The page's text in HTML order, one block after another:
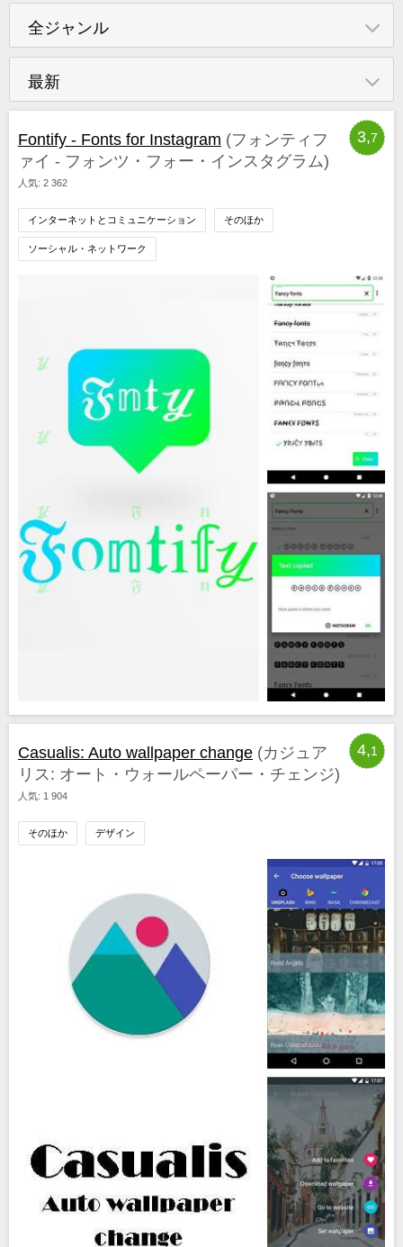
全ジャンル
最新
3,7
Fontify - Fonts for Instagram (フォンティフ
ァイ - フォンツ・フォー・インスタグラム)
人気: 2 362
インターネットとコミュニケーション そのほか
ソーシャル・ネットワーク
4,1
Casualis: Auto wallpaper change (カジュア
リス: オート・ウォールペーパー・チェンジ)
人気: 1 904
そのほか デザイン